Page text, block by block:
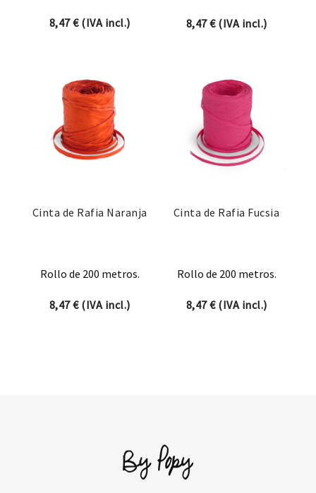
8,47€(IVA incl.) 8,47€(IVA incl.)
Cinta de Rafia Naranja
Rollo de 200 metros.
8,47€(IVA incl.)
Cinta de Rafia Fucsia
Rollo de 200 metros.
8,47€(IVA incl.)